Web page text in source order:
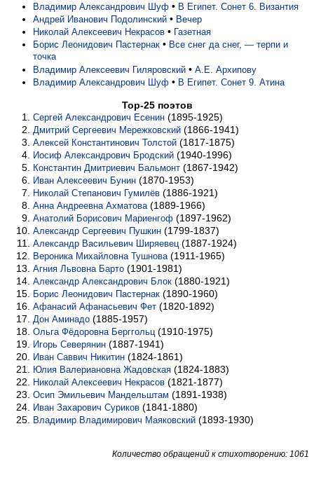
Владимир Александрович Шуф • В Египет. Сонет 6. Византия
Андрей Иванович Подолинский • Вечер
Николай Алексеевич Некрасов • Газетная
Борис Леонидович Пастернак • Все снег да снег, — терпи и
точка
Владимир Алексеевич Гиляровский • А.Е. Архипову
Владимир Александрович Шуф • В Египет. Сонет 9. Атина
Top-25 поэтов
Сергей Александрович Есенин (1895-1925)
Дмитрий Сергеевич Мережковский (1866-1941)
Алексей Константинович Толстой (1817-1875)
Иосиф Александрович Бродский (1940-1996)
Константин Дмитриевич Бальмонт (1867-1942)
Иван Алексеевич Бунин (1870-1953)
Николай Степанович Гумилёв (1886-1921)
Анна Андреевна Ахматова (1889-1966)
Анатолий Борисович Мариенгоф (1897-1962)
Александр Сергеевич Пушкин (1799-1837)
Александр Васильевич Ширяевец (1887-1924)
Вероника Михайловна Тушнова (1911-1965)
Агния Львовна Барто (1901-1981)
Александр Александрович Блок (1880-1921)
Борис Леонидович Пастернак (1890-1960)
Афанасий Афанасьевич Фет (1820-1892)
Дон Аминадо (1885-1957)
Ольга Фёдоровна Берггольц (1910-1975)
Игорь Северянин (1887-1941)
Иван Саввич Никитин (1824-1861)
Юлия Валериановна Жадовская (1824-1883)
Николай Алексеевич Некрасов (1821-1877)
Осип Эмильевич Мандельштам (1891-1938)
Иван Захарович Суриков (1841-1880)
Владимир Владимирович Маяковский (1893-1930)
Количество обращений к стихотворению: 1061